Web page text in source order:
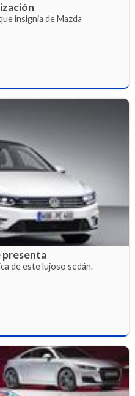
insignia de Mazda
presenta
de este lujoso sedán.